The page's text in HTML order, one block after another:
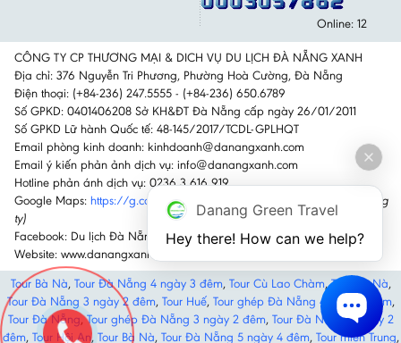
Online: 12
CÔNG TY CP THƯƠNG MẠI & DICH VỤ DU LỊCH ĐÀ NẴNG XANH
Địa chỉ: 376 Nguyễn Tri Phương, Phường Hoà Cường, Đà Nẵng
Điện thoại: (+84-236) 247.5555 - (+84-236) 650.6789
Số GPKD: 0401406208 Sở KH&ĐT Đà Nẵng cấp ngày 26/01/2011
Số GPKD Lữ hành Quốc tế: 48-145/2017/TCDL-GPLHQT
Email phòng kinh doanh: kinhdoanh@danangxanh.com
Email ý kiến phản ảnh dịch vụ: info@danangxanh.com
Hotline phản ánh dịch vụ: 0236 3 616 919
Google Maps: https://g.co/kgs/GktTz6H
(Nhấn vào link để đi đến công
ty)
Facebook: Du lịch Đà Nẵng Xanh
Website: www.danangxanh.com
Tour Bà Nà, Tour Đà Nẵng 4 ngày 3 đêm, Tour Cù Lao Chàm,Tour Bà Nà,
Tour Đà Nẵng 3 ngày 2 đêm, Tour Huế, Tour ghép Đà Nẵng 4 ngày 3 đêm,
Tour Đà Nẵng,Tour ghép Đà Nẵng 3 ngày 2 đêm, Tour Đà Nẵng 3 ngày 2
đêm, Tour Hội An, Tour Bà Nà, Tour Đà Nẵng 5 ngày 4 đêm, Tour miền Trung,
Danang Green Travel
Hey there! How can we help?